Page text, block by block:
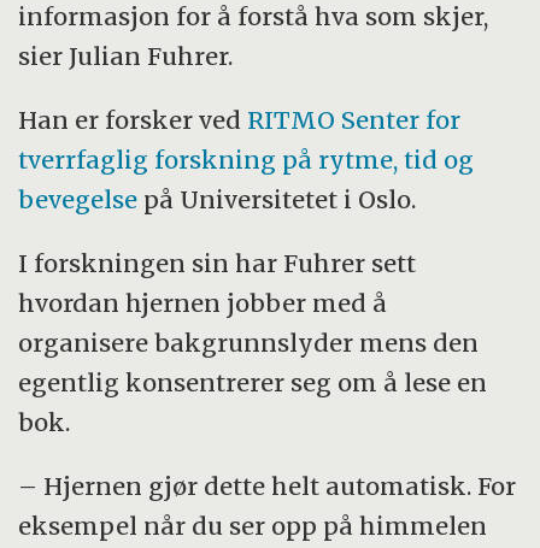
informasjon for å forstå hva som skjer,
sier Julian Fuhrer.
Han er forsker ved RITMO Senter for
tverrfaglig forskning på rytme, tid og
bevegelse på Universitetet i Oslo.
I forskningen sin har Fuhrer sett
hvordan hjernen jobber med å
organisere bakgrunnslyder mens den
egentlig konsentrerer seg om å lese en
bok.
– Hjernen gjør dette helt automatisk. For
eksempel når du ser opp på himmelen